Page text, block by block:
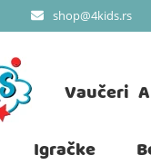
shop@4kids.rs
Vaučeri
Igračke